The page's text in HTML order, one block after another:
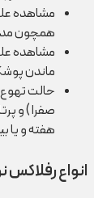
مشاهده
همچون
مشاهده
ماندن پوشک
حالت تهوع
هفته و یا بیشتر از 6 ماهه شروع
انواع رفلاکس